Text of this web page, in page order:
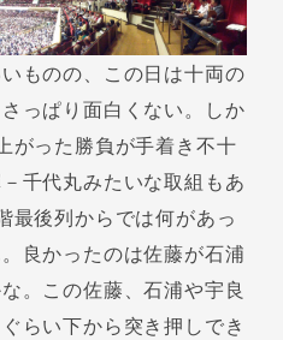
ものの、この日は十両の
っぱり面白くない。しか
がった勝負が手着き不十
千代丸みたいな取組もあ
最後列からでは何があっ
良かったのは佐藤が石浦
。この佐藤、石浦や宇良
らい下から突き押しでき